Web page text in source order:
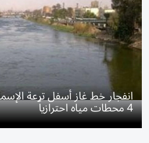
انفجار خط غاز أسفل ترعة
4 محطات مياه احترازياً